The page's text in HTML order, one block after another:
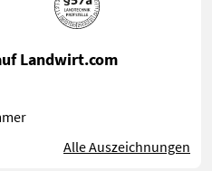
Landwirt.com
Alle Auszeichnungen